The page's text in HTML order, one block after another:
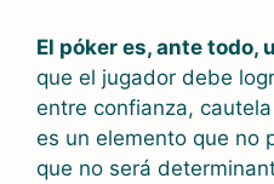
El póker es, ante todo,
que el jugador debe
entre confianza,
es un elemento que no
que no será